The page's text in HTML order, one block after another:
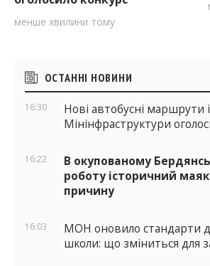
менше хвилини тому
Бічні
віджети
ОСТАННІ НОВИНИ
16:30
Нові автобусні маршрути
Мінінфраструктури
16:22
В окупованому
роботу історичний
причину
16:03
МОН оновило стандарти
школи: що зміниться для